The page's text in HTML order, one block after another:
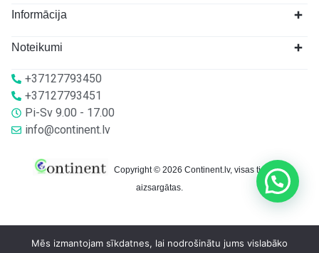
Informācija
Noteikumi
+37127793450
+37127793451
Pi-Sv 9.00 - 17.00
info@continent.lv
Copyright © 2026 Continent.lv, visas tiesības
aizsargātas.
Mēs izmantojam sīkdatnes, lai nodrošinātu jums vislabāko